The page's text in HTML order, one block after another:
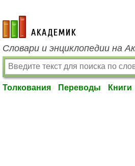
academic.ru
Словари и энциклопедии на
Толкования Переводы Книги